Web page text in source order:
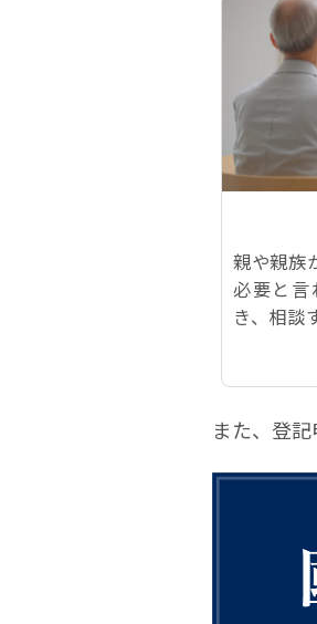
親や親族
必要と言
き、相談
司法書
見人に
また、登